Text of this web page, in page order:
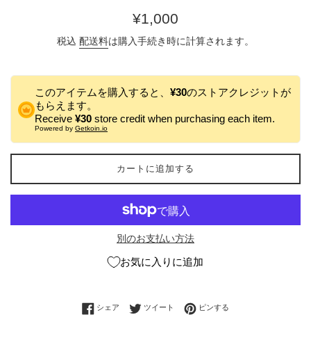
通
価
¥1,000
税込 配送料は購入手続き時に計算されます。
このアイテムを購入すると、 ¥30のストアクレジットが
もらえます。
Receive ¥30 store credit when purchasing each item.
Powered by Getkoin.io
カートに追加する
別のお支払い方法
お気に入りに追加
シェア Facebookでシェアする
ツイート Twitterに投稿する
ピンする